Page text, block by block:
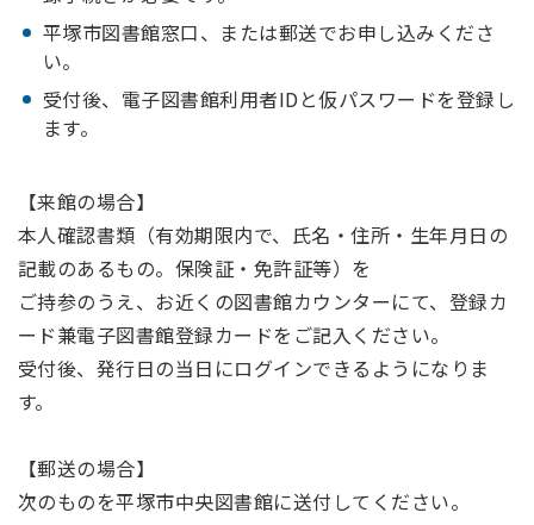
平塚市図書館窓口、または郵送でお申し込みくださ
い。
受付後、電子図書館利用者IDと仮パスワードを登録し
ます。
【来館の場合】
本人確認書類（有効期限内で、氏名・住所・生年月日の
記載のあるもの。保険証・免許証等）を
ご持参のうえ、お近くの図書館カウンターにて、登録カ
ード兼電子図書館登録カードをご記入ください。
受付後、発行日の当日にログインできるようになりま
す。
【郵送の場合】
次のものを平塚市中央図書館に送付してください。